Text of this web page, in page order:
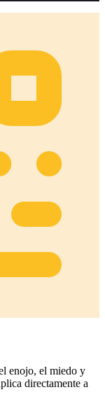
enojo, el miedo y
directamente a